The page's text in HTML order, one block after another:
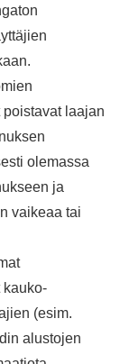
laajan
olemassa
ja
vaikeaa tai
kauko-
(esim.
alustojen